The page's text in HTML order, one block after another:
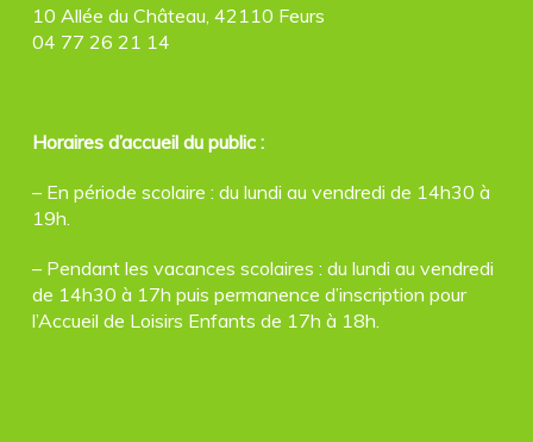
10 Allée du Château, 42110 Feurs
04 77 26 21 14
Horaires d’accueil du public :
– En période scolaire : du lundi au vendredi de 14h30 à
19h.
– Pendant les vacances scolaires : du lundi au vendredi
de 14h30 à 17h puis permanence d’inscription pour
l’Accueil de Loisirs Enfants de 17h à 18h.